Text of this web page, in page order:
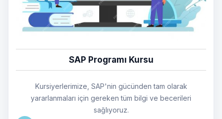
SAP Programı Kursu
Kursiyerlerimize, SAP'nin gücünden tam olarak
yararlanmaları için gereken tüm bilgi ve becerileri
sağlıyoruz.